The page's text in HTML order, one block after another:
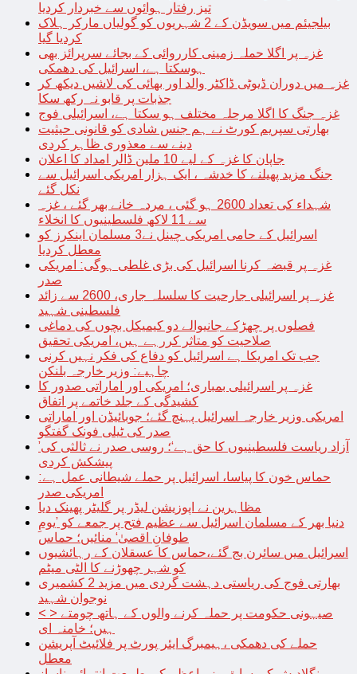
تیز رفتار ہوائوں سے خبردار کردیا
بیلجیئم میں سویڈن کے 2 شہریوں کو گولیاں مارکر ہلاک
کردیا گیا
غزہ پر اگلا حملہ زمینی کارروائی کے بجائے سرپرائز بھی
ہوسکتا ہے، اسرائیل کی دھمکی
غزہ میں دوران ڈیوٹی ڈاکٹر والد اور بھائی کی لاشیں دیکھ کر
جذبات پر قابو نہ رکھ سکا
غزہ جنگ کا اگلا مرحلہ مختلف ہو سکتا ہے، اسرائیلی فوج
بھارتی سپریم کورٹ نے ہم جنس شادی کو قانونی حیثیت
دینے سے معذوری ظاہر کردی
جاپان کا غزہ کے لیے 10 ملین ڈالر امداد کا اعلان
جنگ مزید پھیلنے کا خدشہ ، ایک ہزار امریکی اسرائیل سے
نکل گئے
شہداء کی تعداد 2600 ہو گئی ، مردہ خانے بھر گئے ، غزہ
سے 11 لاکھ فلسطینیوں کا انخلاء
اسرائیل کے حامی امریکی چینل نے3 مسلمان اینکرز کو
معطل کردیا
غزہ پر قبضہ کرنا اسرائیل کی بڑی غلطی ہوگی: امریکی
صدر
غزہ پر اسرائیلی جارحیت کا سلسلہ جاری، 2600 سے زائد
فلسطینی شہید
فصلوں پر چھڑکے جانیوالے دو کیمیکل بچوں کی دماغی
صلاحیت کو متاثر کررہے ہیں، امریکی تحقیق
جب تک امریکا ہے اسرائیل کو دفاع کی فکر نہیں کرنی
چاہیے: وزیر خارجہ بلنکن
غزہ پر اسرائیلی بمباری؛ امریکی اور اماراتی صدور کا
کشیدگی کے جلد خاتمے پر اتفاق
امریکی وزیر خارجہ اسرائیل پہنچ گئے؛ جوبائیڈن اور اماراتی
صدر کی ٹیلی فونک گفتگو
’آزاد ریاست فلسطینیوں کا حق ہے‘؛ روسی صدر نے ثالثی کی
پیشکش کردی
حماس خون کا پیاسا، اسرائیل پر حملے شیطانی عمل ہے:
امریکی صدر
مظاہرین نے اپوزیشن لیڈر پر گلیٹر پھینک دیا
دنیا بھر کے مسلمان اسرائیل سے عظیم فتح پر جمعے کو ’یومِ
طوفانِ اقصیٰ‘ منائیں؛ حماس
اسرائیل میں سائرن بج گئے،حماس کا عسقلان کے رہائشیوں
کو شہر چھوڑنے کا الٹی میٹم
بھارتی فوج کی ریاستی دہشت گردی میں مزید 2 کشمیری
نوجوان شہید
< > صیہونی حکومت پر حملہ کرنے والوں کے ہاتھ چومتے
ہیں؛ خامنہ ای
حملے کی دھمکی ،ہیمبرگ ایئر پورٹ پر فلائیٹ آپریشن
معطل